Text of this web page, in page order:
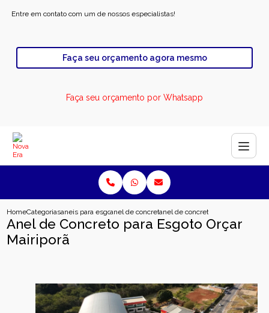
Entre em contato com um de nossos especialistas!
Faça seu orçamento agora mesmo
Faça seu orçamento por Whatsapp
HomeCategoriasaneis para esgotoanel de concreto pre moldado para esgoto
anel de concreto para esgoto
Anel de Concreto para Esgoto Orçar
Mairiporã